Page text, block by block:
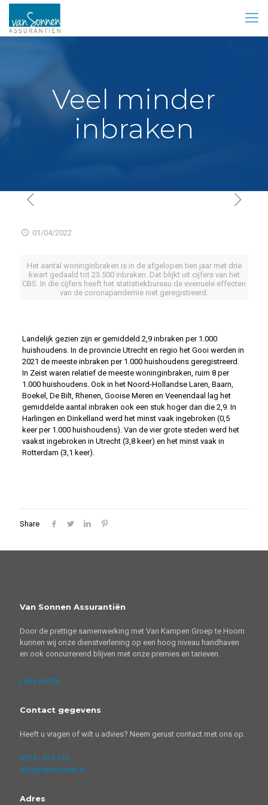
Veel minder
inbraken
01/04/2022
Het aantal woninginbraken is in de afgelopen tien jaar met drie
kwart gedaald tot 23.500 inbraken. Dat blijkt uit cijfers van het
CBS. In die cijfers heeft het statistiekbureau de evenuele effecten
van de coronapandemie niet geregistreerd.
Landelijk gezien zijn er gemiddeld 2,9 inbraken per 1.000
huishoudens. In de provincie Utrecht en regio het Gooi werden in
2021 de meeste inbraken per 1.000 huishoudens geregistreerd.
In Zeist waren relatief de meeste woninginbraken, ruim 8 per
1.000 huishoudens. Ook in het Noord-Hollandse Laren, Baarn,
Boekel, De Bilt, Rhenen, Gooise Meren en Veenendaal lag het
gemiddelde aantal inbraken ook een stuk hoger dan die 2,9. In
Harlingen en Dinkelland werd het minst vaak ingebroken (0,5
keer per 1.000 huishoudens). Van de vier grote steden werd het
vaakst ingebroken in Utrecht (3,8 keer) en het minst vaak in
Rotterdam (3,1 keer).
Share
Van Sonnen Assurantiën
Door de prettige samenwerking met Van Kampen Groep te Hoorn
kunnen wij onze dienstverlening op een hoog niveau handhaven
en ook concurrerend blijven met onze premies en tarieven.
Lees verder
Contact gegevens
Heeft u vragen of wilt u advies? Neem gerust contact met ons op.
0314 - 624 133
info@vansonnen.nl
Adres